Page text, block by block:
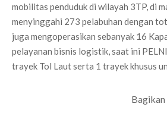
mobilitas penduduk di wilayah 3TP, di
menyinggahi 273 pelabuhan dengan
juga mengoperasikan sebanyak 16
pelayanan bisnis logistik, saat ini
trayek Tol Laut serta 1 trayek khusus
Bagikan